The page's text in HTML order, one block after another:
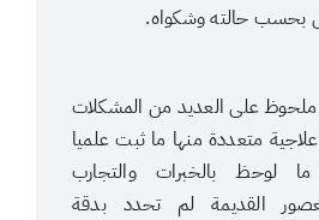
بحسب حالته وشكواه.
ملحوظ على العديد من المشكلات
متعددة منها ما ثبت علميا
ما لوحظ بالخبرات والتجارب
القديمة لم تحدد بدقة